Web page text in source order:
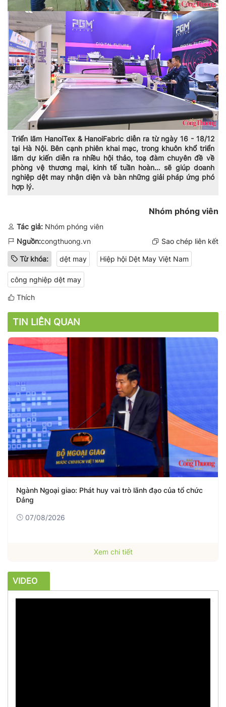
Triển lãm HanoiTex & HanoiFabric diễn ra từ ngày 16 - 18/12
tại Hà Nội. Bên cạnh phiên khai mạc, trong khuôn khổ triển
lãm dự kiến diễn ra nhiều hội thảo, toạ đàm chuyên đề về
phòng vệ thương mại, kinh tế tuần hoàn… sẽ giúp doanh
nghiệp dệt may nhận diện và bàn những giải pháp ứng phó
hợp lý.
Nhóm phóng viên
Tác giả: Nhóm phóng viên
Nguồn:congthuong.vn Sao chép liên kết
Từ khóa: dệt may Hiệp hội Dệt May Việt Nam
công nghiệp dệt may
Thích
TIN LIÊN QUAN
Ngành Ngoại giao: Phát huy vai trò lãnh đạo của tổ chức
Đảng
07/08/2026
Xem chi tiết
VIDEO